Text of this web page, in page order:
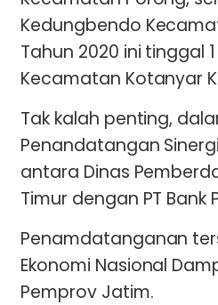
Kedungbendo
Tahun 2020 ini tinggal
Kecamatan Kotanyar
Tak kalah penting,
Penandatangan
antara Dinas
Timur dengan PT
Penamdatanganan
Ekonomi Nasional
Pemprov Jatim.